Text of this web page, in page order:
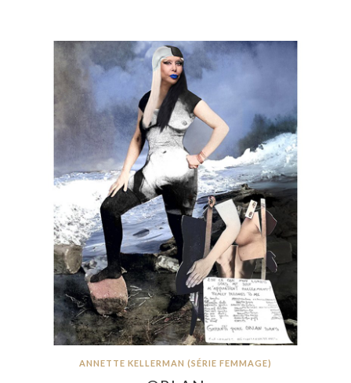
ANNETTE KELLERMAN (SÉRIE FEMMAGE)